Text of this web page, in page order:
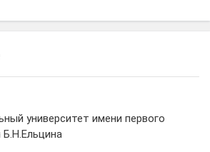
университет имени первого